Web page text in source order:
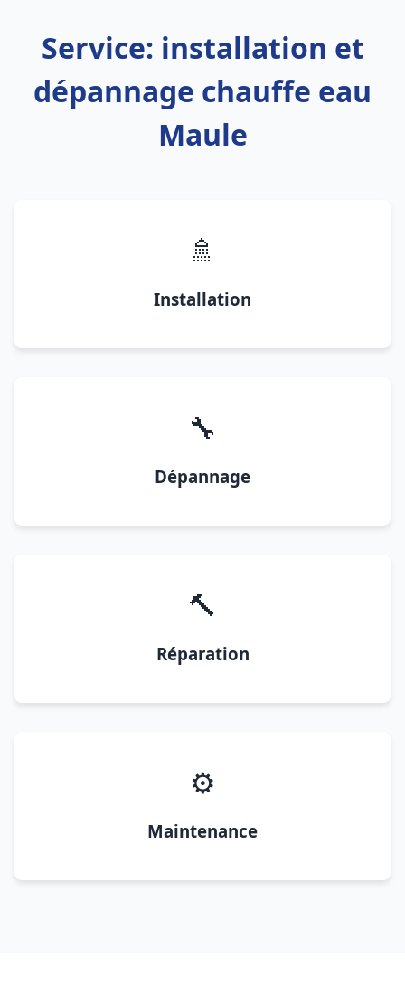
Service: installation et
dépannage chauffe eau
Maule
🚿
Installation
🔧
Dépannage
🔨
Réparation
⚙️
Maintenance